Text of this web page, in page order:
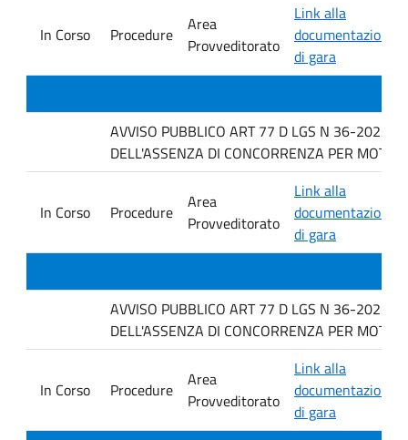
In Corso Procedure
Area
Provveditorato
Link alla
documentazione
di gara
AVVISO PUBBLICO ART 77 D LGS N 36-2023
DELL'ASSENZA DI CONCORRENZA PER
In Corso Procedure
Area
Provveditorato
Link alla
documentazione
di gara
AVVISO PUBBLICO ART 77 D LGS N 36-2023
DELL'ASSENZA DI CONCORRENZA PER
In Corso Procedure
Area
Provveditorato
Link alla
documentazione
di gara